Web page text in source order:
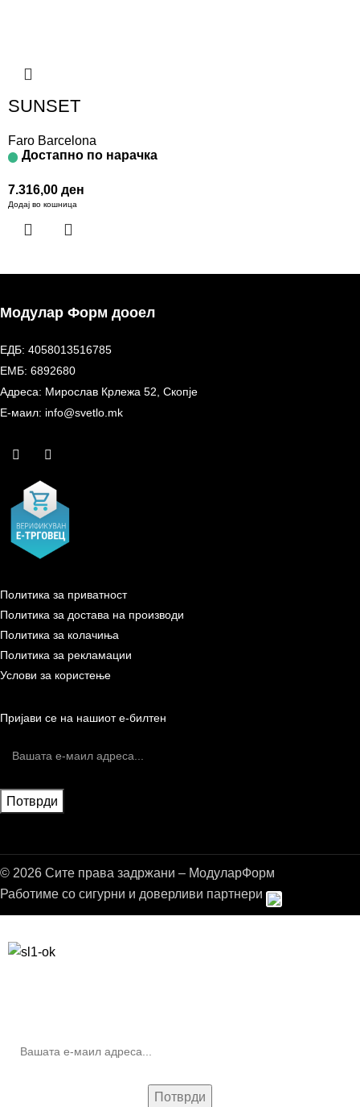
SUNSET
Faro Barcelona
Достапно по нарачка
7.316,00 ден
Додај во кошница
Модулар Форм дооел
ЕДБ: 4058013516785
ЕМБ: 6892680
Адреса: Мирослав Крлежа 52, Скопје
Е-маил: info@svetlo.mk
Политика за приватност
Политика за достава на производи
Политика за колачиња
Политика за рекламации
Услови за користење
Пријави се на нашиот е-билтен
© 2026 Сите права задржани – МодуларФорм
Работиме со сигурни и доверливи партнери